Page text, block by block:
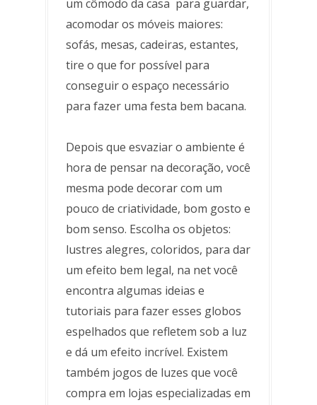
um cômodo da casa para guardar,
acomodar os móveis maiores:
sofás, mesas, cadeiras, estantes,
tire o que for possível para
conseguir o espaço necessário
para fazer uma festa bem bacana.
Depois que esvaziar o ambiente é
hora de pensar na decoração, você
mesma pode decorar com um
pouco de criatividade, bom gosto e
bom senso. Escolha os objetos:
lustres alegres, coloridos, para dar
um efeito bem legal, na net você
encontra algumas ideias e
tutoriais para fazer esses globos
espelhados que refletem sob a luz
e dá um efeito incrível. Existem
também jogos de luzes que você
compra em lojas especializadas em